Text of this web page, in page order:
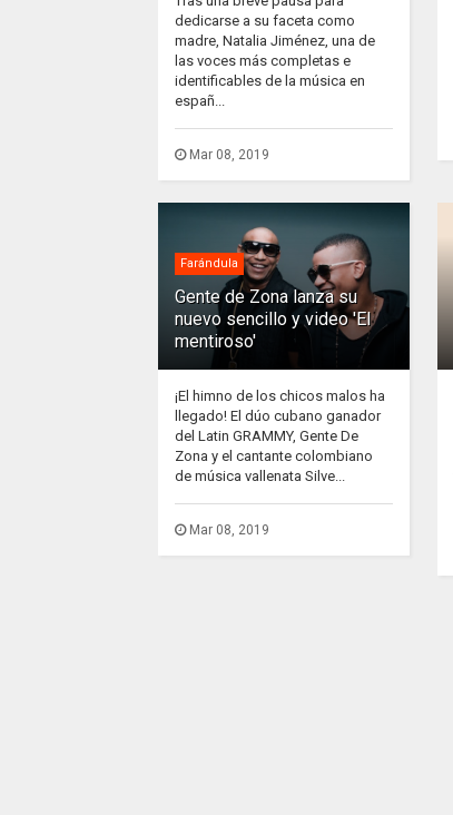
dedicarse a su faceta como
madre, Natalia Jiménez, una de
las voces más completas e
identificables de la música en
españ...
Mar 08, 2019
Farándula
Gente de Zona lanza su
nuevo sencillo y video 'El
mentiroso'
¡El himno de los chicos malos ha
llegado! El dúo cubano ganador
del Latin GRAMMY, Gente De
Zona y el cantante colombiano
de música vallenata Silve...
Mar 08, 2019